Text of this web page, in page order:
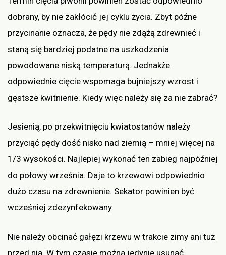
dobrany, by nie zakłócić jej cyklu życia. Zbyt późne
przycinanie oznacza, że pędy nie zdążą zdrewnieć i
staną się bardziej podatne na uszkodzenia
powodowane niską temperaturą. Jednakże
odpowiednie cięcie wspomaga bujniejszy wzrost i
gęstsze kwitnienie. Kiedy więc należy się za nie zabrać?
Jesienią, po przekwitnięciu kwiatostanów należy
przyciąć pędy dość nisko nad ziemią – mniej więcej na
1/3 wysokości. Najlepiej wykonać ten zabieg najpóźniej
do połowy września. Daje to krzewowi odpowiednio
dużo czasu na zdrewnienie. Sekator powinien być
wcześniej zdezynfekowany.
Nie należy obcinać gałęzi krzewu w trakcie zimy ani tuż
przed nią. W tym czasie można jedynie usunąć